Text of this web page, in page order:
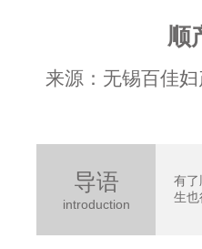
顺
来源：无锡百佳
导语
introduction
有了
生也